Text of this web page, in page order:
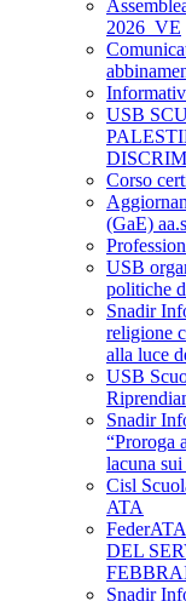
2026_VE
USB
Corso
(GaE)
USB
politiche
Snadir
religione
alla luce
USB
Snadir
“Proroga
lacuna
Cisl
ATA
DEL
Snadir